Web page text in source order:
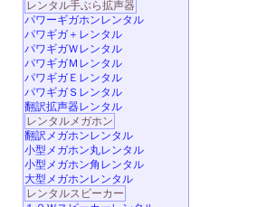
レンタル手ぶら拡声器
パワーギガホンレンタル
パワギガ＋レンタル
パワギガＷレンタル
パワギガＭレンタル
パワギガＥレンタル
パワギガＳレンタル
翻訳拡声器レンタル
レンタルメガホン
翻訳メガホンレンタル
小型メガホン丸レンタル
小型メガホン角レンタル
大型メガホンレンタル
レンタルスピーカー